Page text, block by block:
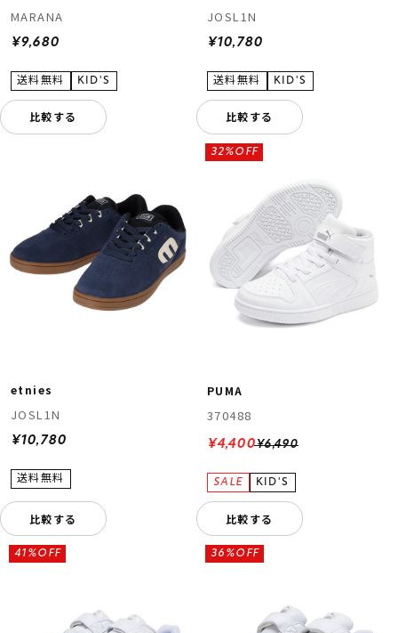
MARANA
¥9,680
比較する
JOSL1N
¥10,780
比較する
etnies
JOSL1N
¥10,780
比較する
PUMA
370488
¥6,490
32%OFF
¥4,400
比較する
41%OFF 36%OFF